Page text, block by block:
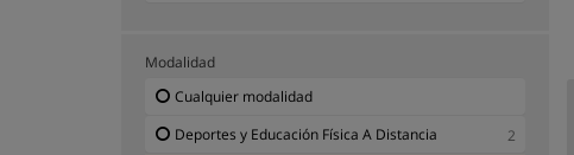
Modalidad
Cualquier modalidad
Deportes y Educación Física A Distancia
2